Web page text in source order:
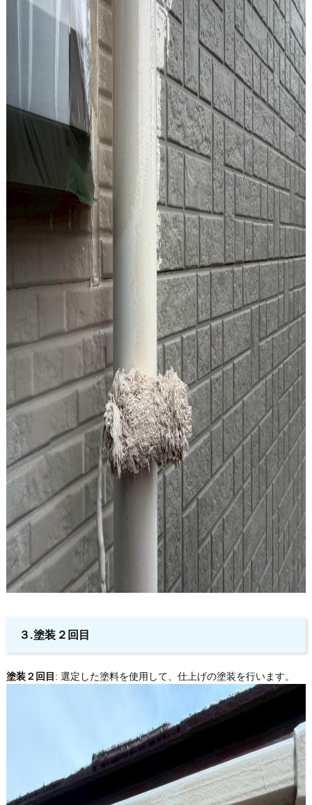
３.塗装２回目
塗装２回目 : 選定した塗料を使用して、仕上げの塗装を行います。